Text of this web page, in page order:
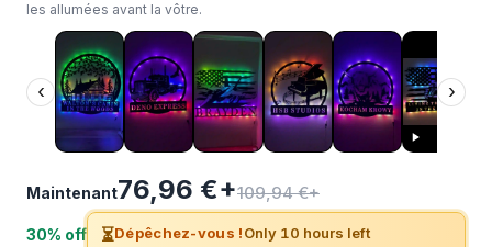
les allumées avant la vôtre.
‹ ›
Maintenant76,96 €+109,94 €+
30% off ⏳Dépêchez-vous !Only 10 hours left